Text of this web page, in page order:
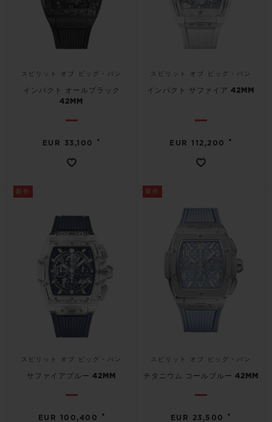
スピリット オブ ビッグ・バン
インパクト オールブラック
42MM
EUR 33,100 •
スピリット オブ ビッグ・バン
インパクト サファイア 42MM
EUR 112,200 •
新作
スピリット オブ ビッグ・バン
サファイアブルー 42MM
EUR 100,400 •
新作
スピリット オブ ビッグ・バン
チタニウム コールブルー 42MM
EUR 23,500 •